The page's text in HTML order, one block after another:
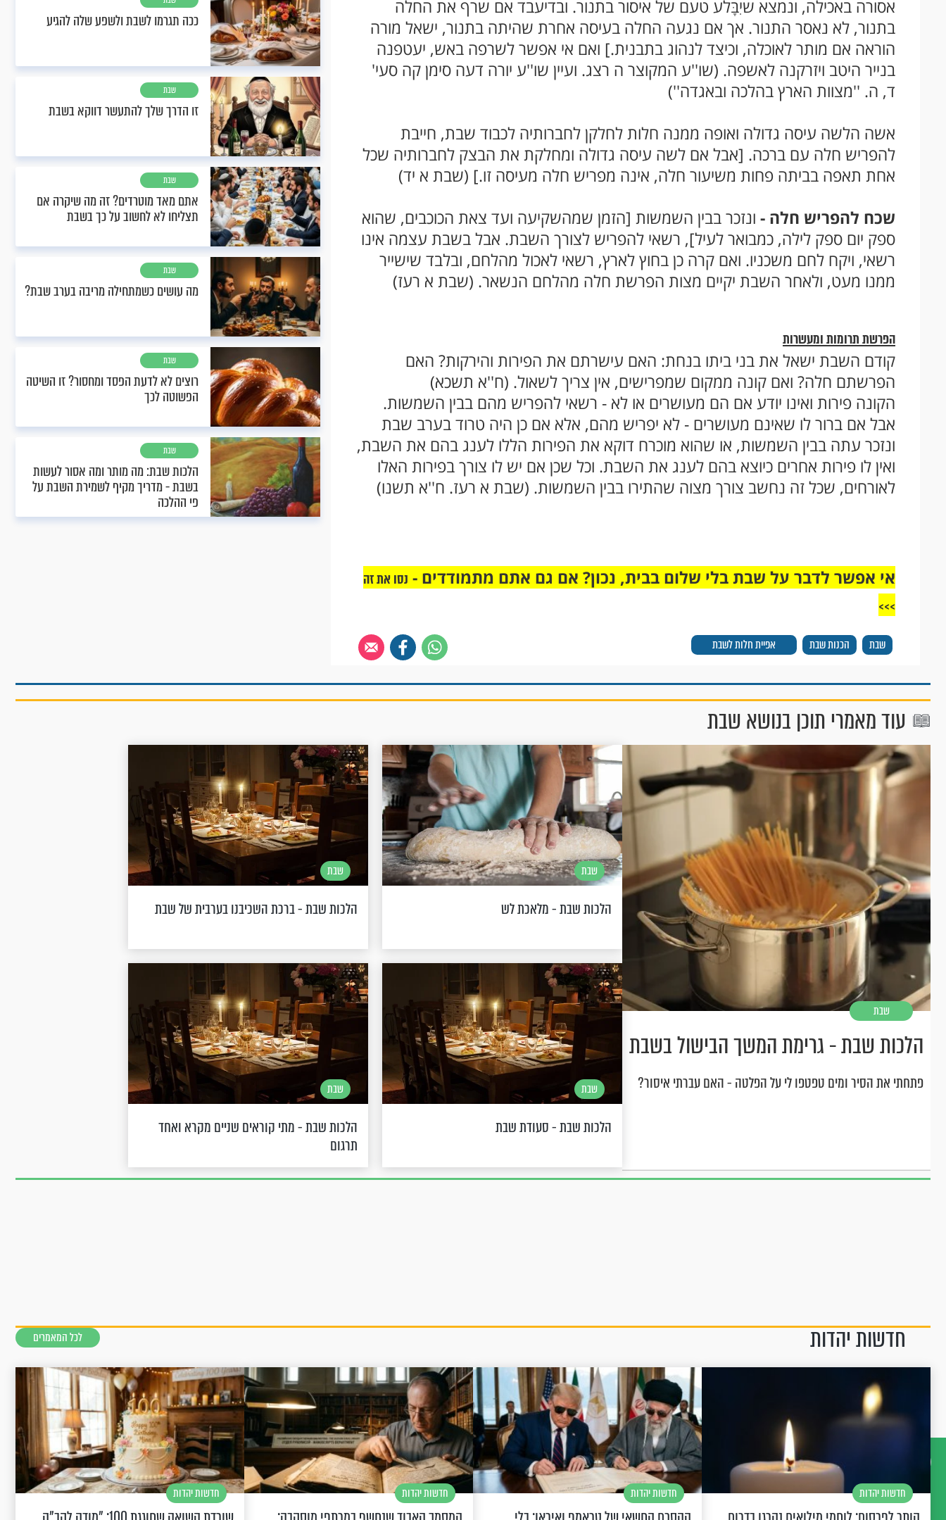
דברו
איתנו
אסורה באכילה, ונמצא שיִבָּלע טעם של איסור בתנור. ובדיעבד אם שרף את החלה
בתנור, לא נאסר התנור. אך אם נגעה החלה בעיסה אחרת שהיתה בתנור, ישאל מורה
הוראה אם מותר לאוכלה, וכיצד לנהוג בתבנית.] ואם אי אפשר לשרפה באש, יעטפנה
בנייר היטב ויזרקנה לאשפה. (שו''ע המקוצר ה רצג. ועיין שו''ע יורה דעה סימן קה סעי'
ד, ה. ''מצוות הארץ בהלכה ובאגדה'')
אשה הלשה עיסה גדולה ואופה ממנה חלות לחלקן לחברותיה לכבוד שבת, חייבת
להפריש חלה עם ברכה. [אבל אם לשה עיסה גדולה ומחלקת את הבצק לחברותיה שכל
אחת תאפה בביתה פחות משיעור חלה, אינה מפריש חלה מעיסה זו.] (שבת א יד)
שכח להפריש חלה - ונזכר בבין השמשות [הזמן שמהשקיעה ועד צאת הכוכבים, שהוא
ספק יום ספק לילה, כמבואר לעיל], רשאי להפריש לצורך השבת. אבל בשבת עצמה אינו
רשאי, ויקח לחם משכניו. ואם קרה כן בחוץ לארץ, רשאי לאכול מהלחם, ובלבד שישייר
ממנו מעט, ולאחר השבת יקיים מצות הפרשת חלה מהלחם הנשאר. (שבת א רעז)
הפרשת תרומות ומעשרות
קודם השבת ישאל את בני ביתו בנחת: האם עישרתם את הפירות והירקות? האם
הפרשתם חלה? ואם קונה ממקום שמפרישים, אין צריך לשאול. (ח''א תשכא)
הקונה פירות ואינו יודע אם הם מעושרים או לא - רשאי להפריש מהם בבין השמשות.
אבל אם ברור לו שאינם מעושרים - לא יפריש מהם, אלא אם כן היה טרוד בערב שבת
ונזכר עתה בבין השמשות, או שהוא מוכרח דוקא את הפירות הללו לענג בהם את השבת,
ואין לו פירות אחרים כיוצא בהם לענג את השבת. וכל שכן אם יש לו צורך בפירות האלו
לאורחים, שכל זה נחשב צורך מצוה שהתירו בבין השמשות. (שבת א רעז. ח''א תשנו)
שבת הכנות שבת אפיית חלות לשבת
אי אפשר לדבר על שבת בלי שלום בבית, נכון? אם גם אתם מתמודדים - נסו את זה
>>>
ככה תגרמו לשבת ולשפע שלה להגיע
שבת
זו הדרך שלך להתעשר דווקא בשבת
שבת
אתם מאד מוטרדים? זה מה שיקרה אם
תצליחו לא לחשוב על כך בשבת
שבת
מה עושים כשמתחילה מריבה בערב שבת?
שבת
רוצים לא לדעת הפסד ומחסור? זו השיטה
הפשוטה לכך
שבת
הלכות שבת: מה מותר ומה אסור לעשות
בשבת - מדריך מקיף לשמירת השבת על
פי ההלכה
עוד מאמרי תוכן בנושא שבת
שבת
הלכות שבת - גרימת המשך הבישול בשבת
פתחתי את הסיר ומים טפטפו לי על הפלטה - האם עברתי איסור?
שבת
הלכות שבת - מלאכת לש
שבת
הלכות שבת - ברכת השכיבנו בערבית של שבת
שבת
הלכות שבת - סעודת שבת
שבת
הלכות שבת - מתי קוראים שניים מקרא ואחד
תרגום
חדשות יהדות לכל המאמרים
חדשות יהדות חדשות יהדות חדשות יהדות חדשות יהדות